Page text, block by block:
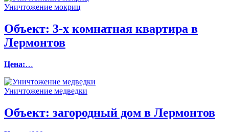
Уничтожение мокриц
Объект: 3-х комнатная квартира в
Лермонтов
Цена:…
Уничтожение медведки
Объект: загородный дом в Лермонтов